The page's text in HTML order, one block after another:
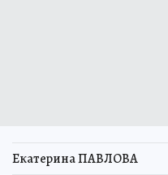
Екатерина ПАВЛОВА